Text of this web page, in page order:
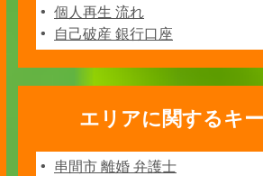
個人再生 流れ
自己破産 銀行口座
エリアに関するキ
串間市 離婚 弁護士